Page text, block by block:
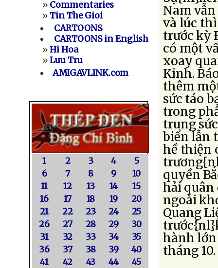
» Commentaries
»Tin The Gioi
CARTOONS
CARTOONS in English
»Hi Hoa
»Luu Tru
AMIGAVLINK.com
1 2 3 4
5
6
7 8 9
10
11
12 13 14
15
16
17 18 19
20
21
22 23 24
25
26
27 28 29
30
31
32 33 34
35
36
37 38 39
40
41
42 43 44
45
Nam
và lúc
trước kỳ
có một
xoay
Kinh.
thêm
sức táo
trong
trung
biển lẫn
hề thiện
quyền
hải quân
ngoài
Quang
hành
tháng 10.